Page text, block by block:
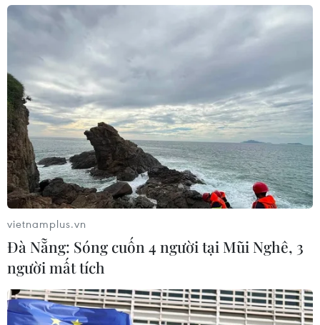
Đà Nẵng: Hỗ trợ 700 triệu đồng cho
đồng bào nghèo xã Hùng Sơn
08/08/2026 09:58
Hiện trường vụ ghe gỗ phát
nổ trên sông Sài Gòn khiến một
người thiệt mạng
Khởi tố 19 đối tượng cướp
giật tài sản tại Công ty Tân Huê Viên
08/08/2026 08:52
vietnamplus.vn
Đà Nẵng: Sóng cuốn 4 người tại Mũi Nghê, 3
người mất tích